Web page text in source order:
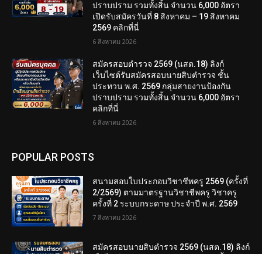
ปราบปราม รวมทั้งสิ้น จำนวน 6,000 อัตรา
เปิดรับสมัครวันที่ 8 สิงหาคม – 19 สิงหาคม
2569 คลิกที่นี่
6 สิงหาคม 2026
สมัครสอบตํารวจ 2569 (นสต.18) ลิงก์
เว็บไซต์รับสมัครสอบนายสิบตำรวจ ชั้น
ประทวน พ.ศ. 2569 กลุ่มสายงานป้องกัน
ปราบปราม รวมทั้งสิ้น จำนวน 6,000 อัตรา
คลิกที่นี่
6 สิงหาคม 2026
POPULAR POSTS
สนามสอบใบประกอบวิชาชีพครู 2569 (ครั้งที่
2/2569) ตามมาตรฐานวิชาชีพครู วิชาครู
ครั้งที่ 2 ระบบกระดาษ ประจำปี พ.ศ. 2569
7 สิงหาคม 2026
สมัครสอบนายสิบตำรวจ 2569 (นสต.18) ลิงก์